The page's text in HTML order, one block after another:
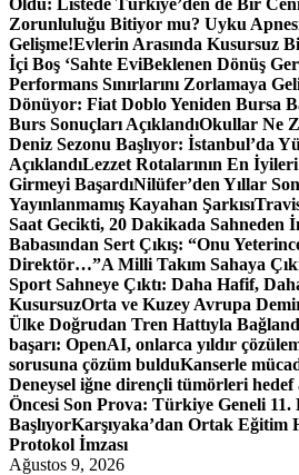
Oldu: Listede Türkiye’den de Bir
Zorunluluğu Bitiyor mu? Uyku Apnesi
Gelişme!Evlerin Arasında Kusursuz
İçi Boş ‘Sahte EviBeklenen Dönüş
Performans Sınırlarını Zorlamaya
Dönüyor: Fiat Doblo Yeniden Bursa
Burs Sonuçları AçıklandıOkullar Ne
Deniz Sezonu Başlıyor: İstanbul’da
AçıklandıLezzet Rotalarının En
Girmeyi BaşardıNilüfer’den Yıllar
Yayınlanmamış Kayahan Şarkısı
Saat Gecikti, 20 Dakikada Sahneden
Babasından Sert Çıkış: “Onu
Direktör…”A Milli Takım Sahaya
Sport Sahneye Çıktı: Daha Hafif,
KusursuzOrta ve Kuzey Avrupa
Ülke Doğrudan Tren Hattıyla
başarı: OpenAI, onlarca yıldır
sorusuna çözüm bulduKanserle
Deneysel iğne dirençli tümörleri hedef
Öncesi Son Prova: Türkiye Geneli 11.
BaşlıyorKarşıyaka’dan Ortak Eğitim
Protokol İmzası
Ağustos 9, 2026